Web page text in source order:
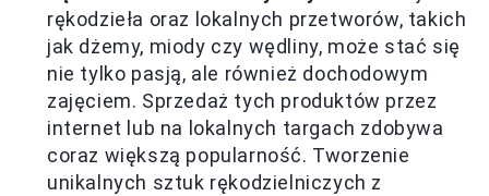
rękodzieła oraz lokalnych przetworów, takich
jak dżemy, miody czy wędliny, może stać się
nie tylko pasją, ale również dochodowym
zajęciem. Sprzedaż tych produktów przez
internet lub na lokalnych targach zdobywa
coraz większą popularność. Tworzenie
unikalnych sztuk rękodzielniczych z